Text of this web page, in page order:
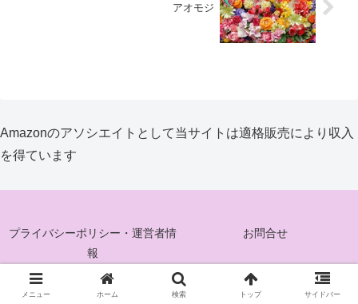
アオモジ
Amazonのアソシエイトとして当サイトは適格販売により収入
を得ています
プライバシーポリシー・運営者情
報
お問合せ
© 2025 花ぐるみ.
メニュー ホーム 検索 トップ サイドバー